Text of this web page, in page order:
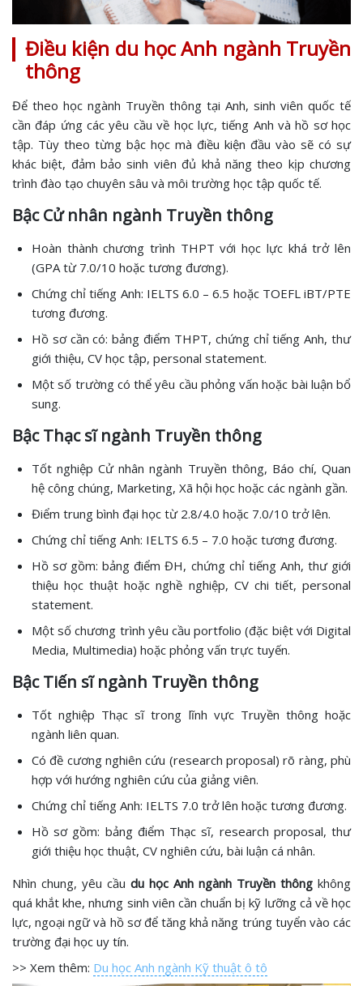
Điều kiện du học Anh ngành Truyền
thông
Để theo học ngành Truyền thông tại Anh, sinh viên quốc tế
cần đáp ứng các yêu cầu về học lực, tiếng Anh và hồ sơ học
tập. Tùy theo từng bậc học mà điều kiện đầu vào sẽ có sự
khác biệt, đảm bảo sinh viên đủ khả năng theo kịp chương
trình đào tạo chuyên sâu và môi trường học tập quốc tế.
Bậc Cử nhân ngành Truyền thông
Hoàn thành chương trình THPT với học lực khá trở lên
(GPA từ 7.0/10 hoặc tương đương).
Chứng chỉ tiếng Anh: IELTS 6.0 – 6.5 hoặc TOEFL iBT/PTE
tương đương.
Hồ sơ cần có: bảng điểm THPT, chứng chỉ tiếng Anh, thư
giới thiệu, CV học tập, personal statement.
Một số trường có thể yêu cầu phỏng vấn hoặc bài luận bổ
sung.
Bậc Thạc sĩ ngành Truyền thông
Tốt nghiệp Cử nhân ngành Truyền thông, Báo chí, Quan
hệ công chúng, Marketing, Xã hội học hoặc các ngành gần.
Điểm trung bình đại học từ 2.8/4.0 hoặc 7.0/10 trở lên.
Chứng chỉ tiếng Anh: IELTS 6.5 – 7.0 hoặc tương đương.
Hồ sơ gồm: bảng điểm ĐH, chứng chỉ tiếng Anh, thư giới
thiệu học thuật hoặc nghề nghiệp, CV chi tiết, personal
statement.
Một số chương trình yêu cầu portfolio (đặc biệt với Digital
Media, Multimedia) hoặc phỏng vấn trực tuyến.
Bậc Tiến sĩ ngành Truyền thông
Tốt nghiệp Thạc sĩ trong lĩnh vực Truyền thông hoặc
ngành liên quan.
Có đề cương nghiên cứu (research proposal) rõ ràng, phù
hợp với hướng nghiên cứu của giảng viên.
Chứng chỉ tiếng Anh: IELTS 7.0 trở lên hoặc tương đương.
Hồ sơ gồm: bảng điểm Thạc sĩ, research proposal, thư
giới thiệu học thuật, CV nghiên cứu, bài luận cá nhân.
Nhìn chung, yêu cầu du học Anh ngành Truyền thông không
quá khắt khe, nhưng sinh viên cần chuẩn bị kỹ lưỡng cả về học
lực, ngoại ngữ và hồ sơ để tăng khả năng trúng tuyển vào các
trường đại học uy tín.
>> Xem thêm: Du học Anh ngành Kỹ thuật ô tô